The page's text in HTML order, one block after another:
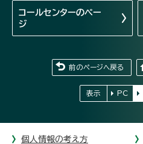
コールセンターのペー
ジ
前のページへ戻る
表示 PC
個人情報の考え方